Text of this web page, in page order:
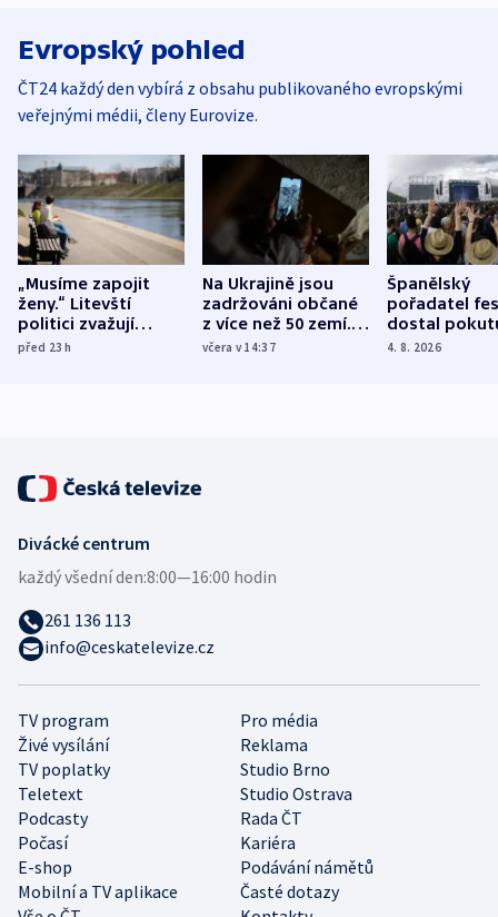
Evropský pohled
ČT24 každý den vybírá z obsahu publikovaného evropskými
veřejnými médii, členy Eurovize.
„Musíme zapojit
ženy.“ Litevští
politici zvažují
dohodu o
před 23h
Na Ukrajině jsou
zadržováni občané
z více než 50 zemí.
Bojovali na straně
včera v 14:37
Španělský
pořadatel
dostal
nekalé
4. 8. 2026
TV program
Pro média
Živé vysílání
Reklama
TV poplatky
Studio Brno
Teletext
Studio Ostrava
Podcasty
Rada ČT
Počasí
Kariéra
E-shop
Podávání námětů
Mobilní a TV aplikace
Časté dotazy
Divácké centrum
každý všední den:8:00—16:00 hodin
261 136 113
info@ceskatelevize.cz